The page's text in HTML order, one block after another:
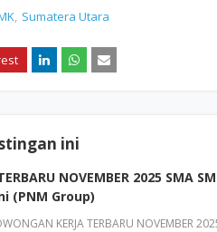
Sumatera Utara
ini
NOVEMBER 2025 SMA
(PNM Group)
KERJA TERBARU NOVEMBER